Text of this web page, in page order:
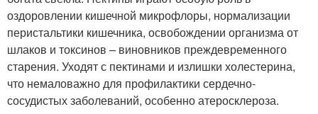
оздоровлении кишечной микрофлоры, нормализации
перистальтики кишечника, освобождении организма от
шлаков и токсинов – виновников преждевременного
старения. Уходят с пектинами и излишки холестерина,
что немаловажно для профилактики сердечно-
сосудистых заболеваний, особенно атеросклероза.